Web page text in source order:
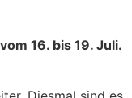
16. bis 19. Juli.